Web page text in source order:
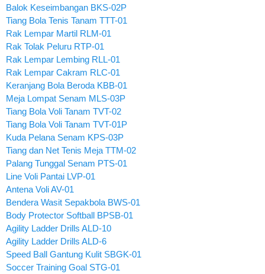
Balok Keseimbangan BKS-02P
Tiang Bola Tenis Tanam TTT-01
Rak Lempar Martil RLM-01
Rak Tolak Peluru RTP-01
Rak Lempar Lembing RLL-01
Rak Lempar Cakram RLC-01
Keranjang Bola Beroda KBB-01
Meja Lompat Senam MLS-03P
Tiang Bola Voli Tanam TVT-02
Tiang Bola Voli Tanam TVT-01P
Kuda Pelana Senam KPS-03P
Tiang dan Net Tenis Meja TTM-02
Palang Tunggal Senam PTS-01
Line Voli Pantai LVP-01
Antena Voli AV-01
Bendera Wasit Sepakbola BWS-01
Body Protector Softball BPSB-01
Agility Ladder Drills ALD-10
Agility Ladder Drills ALD-6
Speed Ball Gantung Kulit SBGK-01
Soccer Training Goal STG-01